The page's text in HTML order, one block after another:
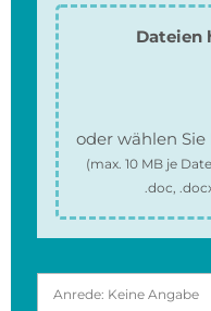
Dateien
oder wählen
(max. 10 MBje
.doc,